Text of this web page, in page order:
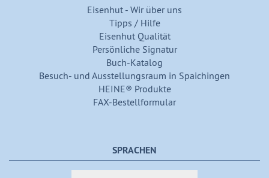
Eisenhut - Wir über uns
Tipps / Hilfe
Eisenhut Qualität
Persönliche Signatur
Buch-Katalog
Besuch- und Ausstellungsraum in Spaichingen
HEINE® Produkte
FAX-Bestellformular
SPRACHEN